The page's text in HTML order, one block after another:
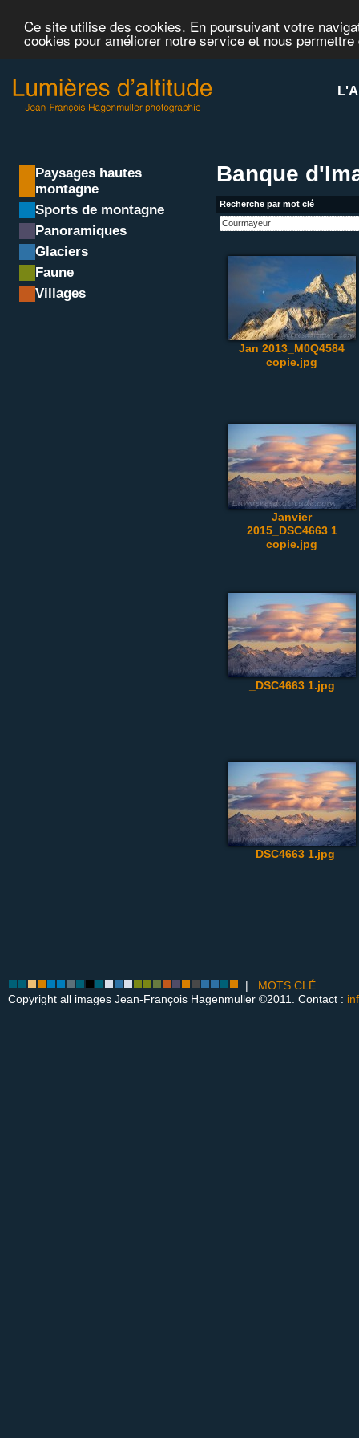
Ce site utilise des cookies. En poursuivant votre
cookies pour améliorer notre service et nous
Paysages hautes
montagne
Sports de montagne
Panoramiques
Glaciers
Faune
Villages
Banque
Recherche par mot clé
Jan 2013_M0Q4584
copie.jpg
Janvier
2015_DSC4663 1
copie.jpg
_DSC4663 1.jpg
_DSC4663 1.jpg
| MOTS CLÉ
Copyright all images Jean-François Hagenmuller ©2011. Contact :